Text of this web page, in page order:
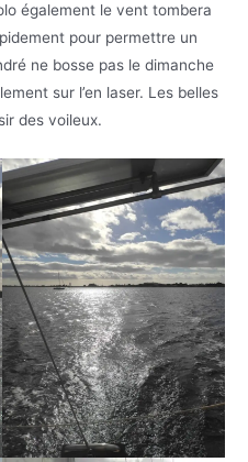
également le vent tombera
pour permettre un
ne bosse pas le dimanche
sur l’en laser. Les belles
des voileux.